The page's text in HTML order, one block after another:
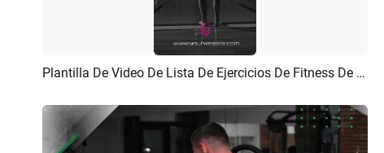
Previsualizar Crear IA Plantilla De Video De Lista De Ejercicios De Fitness De Moda De Moda